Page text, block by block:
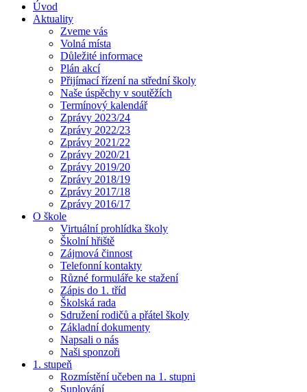
Úvod
Aktuality
Zveme vás
Volná místa
Důležité informace
Plán akcí
Přijímací řízení na střední školy
Naše úspěchy v soutěžích
Termínový kalendář
Zprávy 2023/24
Zprávy 2022/23
Zprávy 2021/22
Zprávy 2020/21
Zprávy 2019/20
Zprávy 2018/19
Zprávy 2017/18
Zprávy 2016/17
O škole
Virtuální prohlídka školy
Školní hřiště
Zájmová činnost
Telefonní kontakty
Různé formuláře ke stažení
Zápis do 1. tříd
Školská rada
Sdružení rodičů a přátel školy
Základní dokumenty
Napsali o nás
Naši sponzoři
1. stupeň
Rozmístění učeben na 1. stupni
Suplování